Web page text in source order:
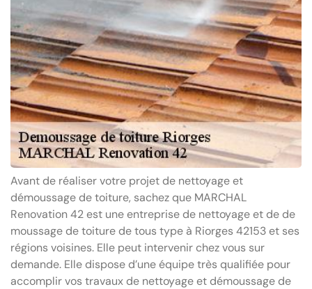
Avant de réaliser votre projet de nettoyage et
démoussage de toiture, sachez que MARCHAL
Renovation 42 est une entreprise de nettoyage et de de
moussage de toiture de tous type à Riorges 42153 et ses
régions voisines. Elle peut intervenir chez vous sur
demande. Elle dispose d’une équipe très qualifiée pour
accomplir vos travaux de nettoyage et démoussage de